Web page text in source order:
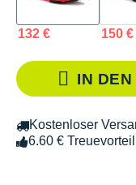
132 € 150 €
IN
Kostenloser
6.60 € Treuevorteil